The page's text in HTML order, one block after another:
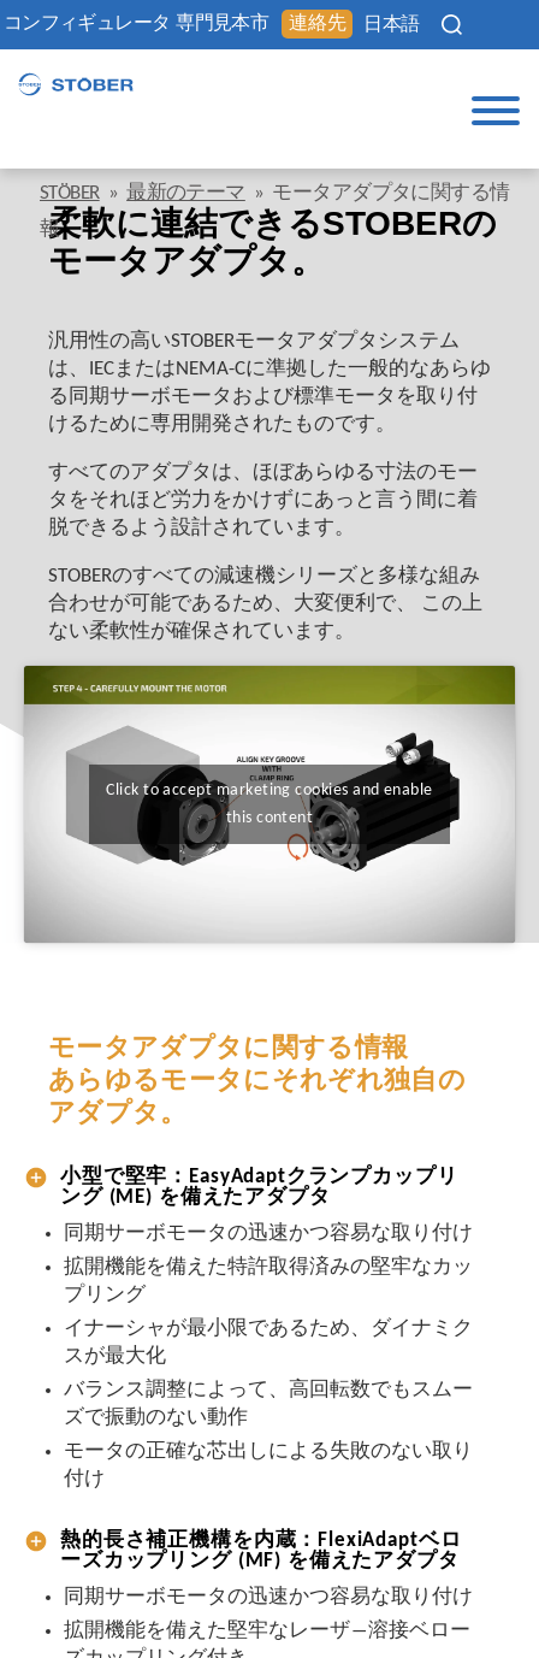
コンフィギュレータ 専門見本市 連絡先 日本語
STÖBER » 最新のテーマ » モータアダプタに関する情
報柔軟に連結できるSTOBERの
モータアダプタ。
汎用性の高いSTOBERモータアダプタシステム
は、IECまたはNEMA-Cに準拠した一般的なあらゆ
る同期サーボモータおよび標準モータを取り付
けるために専用開発されたものです。
すべてのアダプタは、ほぼあらゆる寸法のモー
タをそれほど労力をかけずにあっと言う間に着
脱できるよう設計されています。
STOBERのすべての減速機シリーズと多様な組み
合わせが可能であるため、大変便利で、 この上
ない柔軟性が確保されています。
Click to accept marketing cookies and enable
this content
モータアダプタに関する情報
あらゆるモータにそれぞれ独自の
アダプタ。
小型で堅牢：EasyAdaptクランプカップリ
ング (ME) を備えたアダプタ
同期サーボモータの迅速かつ容易な取り付け
拡開機能を備えた特許取得済みの堅牢なカッ
プリング
イナーシャが最小限であるため、ダイナミク
スが最大化
バランス調整によって、高回転数でもスムー
ズで振動のない動作
モータの正確な芯出しによる失敗のない取り
付け
熱的長さ補正機構を内蔵：FlexiAdaptベロ
ーズカップリング (MF) を備えたアダプタ
同期サーボモータの迅速かつ容易な取り付け
拡開機能を備えた堅牢なレーザ―溶接ベロー